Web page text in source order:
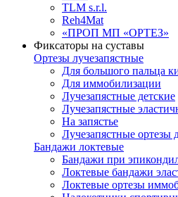
TLM s.r.l.
Reh4Mat
«ПРОП МП «ОРТЕЗ»
Фиксаторы на суставы
Ортезы лучезапястные
Для большого пальца
Для иммобилизации
Лучезапястные детские
Лучезапястные
На запястье
Лучезапястные ортезы
Бандажи локтевые
Бандажи при
Локтевые бандажи
Локтевые ортезы